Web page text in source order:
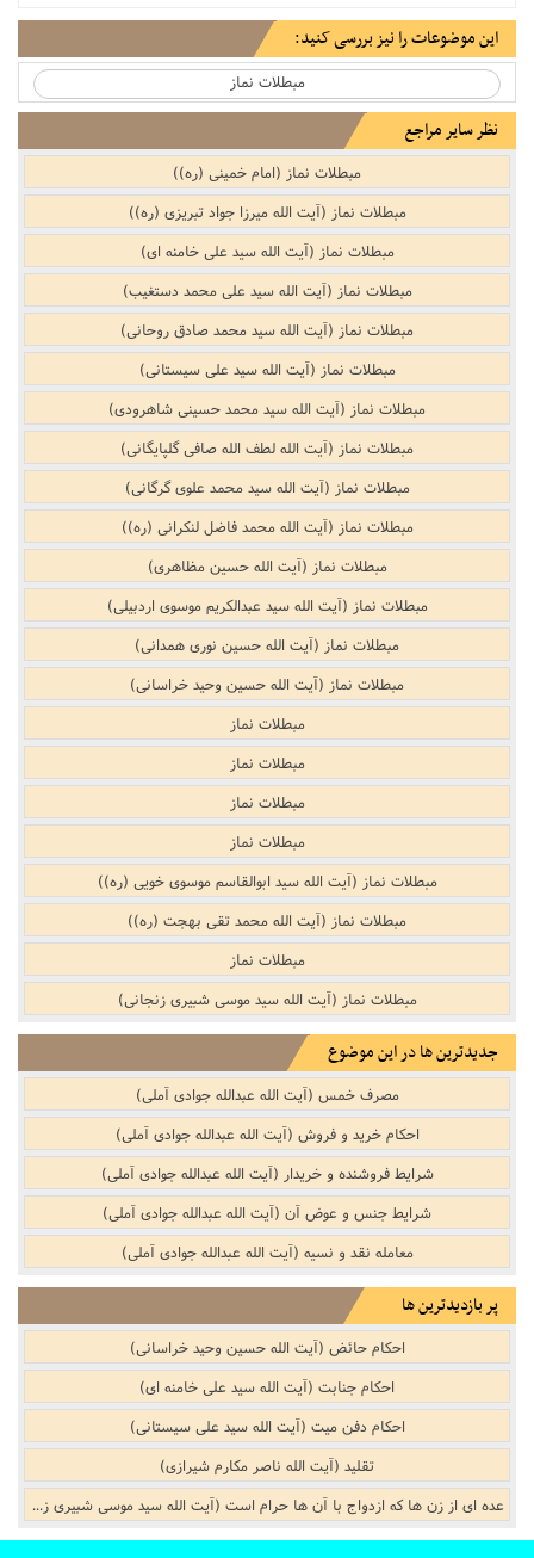
این موضوعات را نیز بررسی کنید:
مبطلات نماز
نظر سایر مراجع
مبطلات نماز (امام خمینی (ره))
مبطلات نماز (آیت الله میرزا جواد تبریزی (ره))
مبطلات نماز (آیت الله سید علی خامنه ای)
مبطلات نماز (آیت الله سید علی محمد دستغیب)
مبطلات نماز (آیت الله سید محمد صادق روحانی)
مبطلات نماز (آیت الله سید علی سیستانی)
مبطلات نماز (آیت الله سید محمد حسینی شاهرودی)
مبطلات نماز (آیت الله لطف الله صافی گلپایگانی)
مبطلات نماز (آیت الله سید محمد علوی گرگانی)
مبطلات نماز (آیت الله محمد فاضل لنکرانی (ره))
مبطلات نماز (آیت الله حسین مظاهری)
مبطلات نماز (آیت الله سید عبدالکریم موسوی اردبیلی)
مبطلات نماز (آیت الله حسین نوری همدانی)
مبطلات نماز (آیت الله حسین وحید خراسانی)
مبطلات نماز
مبطلات نماز
مبطلات نماز
مبطلات نماز
مبطلات نماز (آیت الله سید ابوالقاسم موسوی خویی (ره))
مبطلات نماز (آیت الله محمد تقی بهجت (ره))
مبطلات نماز
مبطلات نماز (آیت الله سید موسی شبیری زنجانی)
جدیدترین ها در این موضوع
مصرف خمس (آیت الله عبدالله جوادی آملی)
احکام خرید و فروش (آیت الله عبدالله جوادی آملی)
شرایط فروشنده و خریدار (آیت الله عبدالله جوادی آملی)
شرایط جنس و عوض آن (آیت الله عبدالله جوادی آملی)
معامله نقد و نسیه (آیت الله عبدالله جوادی آملی)
پر بازدیدترین ها
احکام حائض (آیت الله حسین وحید خراسانی)
احکام جنابت (آیت الله سید علی خامنه ای)
احکام دفن میت (آیت الله سید علی سیستانی)
تقلید (آیت الله ناصر مکارم شیرازی)
عده ای از زن ها که ازدواج با آن ها حرام است (آیت الله سید موسی شبیری زنجانی)